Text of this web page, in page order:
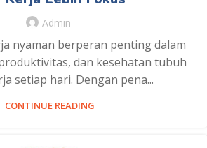
Admin
nyaman berperan penting dalam
dan kesehatan tubuh
setiap hari. Dengan pena...
CONTINUE READING